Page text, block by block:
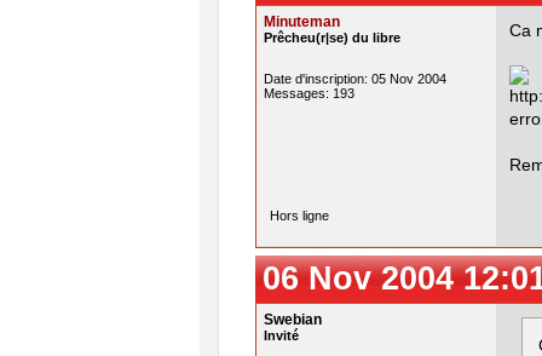
Minuteman
Prêcheu(r|se) du libre
Date d'inscription: 05 Nov 2004
Messages: 193
Ca
Hors ligne
06 Nov 2004
Swebian
Invité